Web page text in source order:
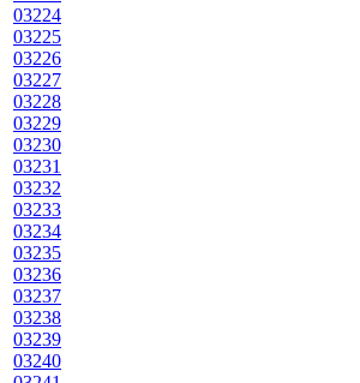
03224
03225
03226
03227
03228
03229
03230
03231
03232
03233
03234
03235
03236
03237
03238
03239
03240